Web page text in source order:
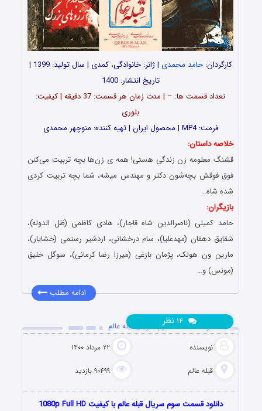
کارگردان:حامد محمدی
| ژانر: خانوادگی، کمدی | سال تولید: 1399 |
تاریخ انتشار: 1400
تعداد قسمت ها: – | مدت زمان هر قسمت: 37 دقیقه | کیفیت:
بلوری
فرمت: MP4 | محصول ایران | تهیه کننده: منوچهر محمدی
خلاصه داستان:
قشنگ معلومه زن زندگی هستی! همه ی زن‌ها بچه تربیت می‌کنن
فوق فوقش بچه‌شون دکتر و مهندس میشه، شما بچه تربیت کردی
شده شاه…
بازیگران:
حامد کمیلی (ناصرالدین شاه قاجار)، هادی کاظمی (ظل الدوله)،
شقایق دهقان (مهدعلیا)، سام درخشانی، اردشیر رستمی (خشایار)،
مارین ون هولک، پژمان بازغی (میرزا رضا کرمانی)، سوگل خلیق
(مونس) و…
ادامه مطلب
دانلود قسمت 3 سوم سریال قبله عالم
نویسنده ۲۲ مرداد ۱۴۰۰
قبله عالم ۹۰۴۹۹ بازدید
نظر
دانلود قسمت سوم سریال قبله عالم با کیفیت 1080p Full HD